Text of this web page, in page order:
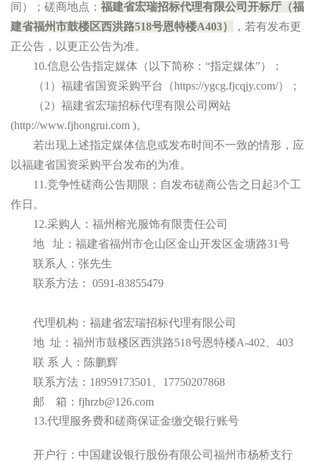
间）；磋商地点： 福建省宏瑞招标代理有限公司开标厅（福
建省福州市鼓楼区西洪路518号恩特楼A403）
，若有发布更
正公告，以更正公告为准。
10.信息公告指定媒体（以下简称：“指定媒体”）：
（1）福建省国资采购平台（https://ygcg.fjcqjy.com/）；
（2）福建省宏瑞招标代理有限公司网站
(http://www.fjhongrui.com )。
若出现上述指定媒体信息或发布时间不一致的情形，应
以福建省国资采购平台发布的为准。
11 .竞争性磋商公告期限：自发布磋商公告之日起3个工
作日。
1 2.采购人：福州榕光服饰有限责任公司
地
址：福建省福州市仓山区金山开发区金塘路31号
联系人： 张先生
联系方法：
0591-83855479
代理机构：福建省宏瑞招标代理有限公司
地 址：福州市鼓楼区西洪路518号恩特楼A-402、403
联 系 人：陈鹏辉
联系方法： 18959173501、17750207868
邮
箱： fjhrzb@126.com
13.代理服务费和磋商保证金缴交银行账号
开户行：中国建设银行股份有限公司福州市杨桥支行